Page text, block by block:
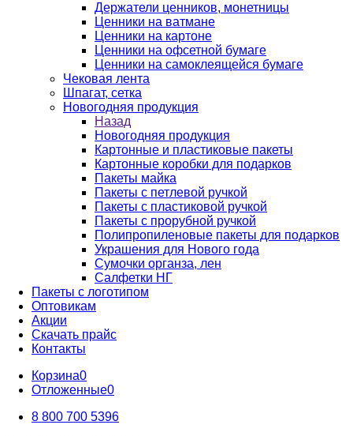
Держатели ценников, монетницы
Ценники на ватмане
Ценники на картоне
Ценники на офсетной бумаге
Ценники на самоклеящейся бумаге
Чековая лента
Шпагат, сетка
Новогодняя продукция
Назад
Новогодняя продукция
Картонные и пластиковые пакеты
Картонные коробки для подарков
Пакеты майка
Пакеты с петлевой ручкой
Пакеты с пластиковой ручкой
Пакеты с прорубной ручкой
Полипропиленовые пакеты для подарков
Украшения для Нового года
Сумочки органза, лен
Салфетки НГ
Пакеты с логотипом
Оптовикам
Акции
Скачать прайс
Контакты
Корзина0
Отложенные0
8 800 700 5396